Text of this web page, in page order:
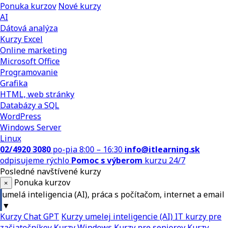
Ponuka kurzov Nové kurzy
AI
Dátová analýza
Kurzy Excel
Online marketing
Microsoft Office
Programovanie
Grafika
HTML, web stránky
Databázy a SQL
WordPress
Windows Server
Linux
02/4920 3080 po-pia 8:00 – 16:30 info@itlearning.sk
odpisujeme rýchlo Pomoc s výberom kurzu 24/7
Posledné navštívené kurzy
×
Ponuka kurzov
umelá inteligencia (AI), práca s počítačom, internet a email
▼
Kurzy Chat GPT Kurzy umelej inteligencie (AI) IT kurzy pre